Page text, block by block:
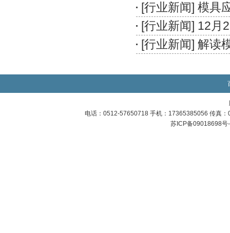
[行业新闻] 模具
[行业新闻] 12月
[行业新闻] 解读
电话：0512-57650718 手机：17365385056 传真
苏ICP备09018698号